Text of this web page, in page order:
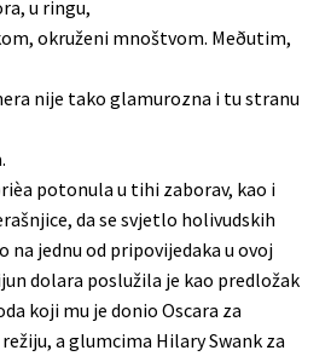
u ringu,
okruženi mnoštvom. Meðutim,
nije tako glamurozna i tu stranu
potonula u tihi zaborav, kao i
da se svjetlo holivudskih
jednu od pripovijedaka u ovoj
dolara poslužila je kao predložak
koji mu je donio Oscara za
a glumcima Hilary Swank za